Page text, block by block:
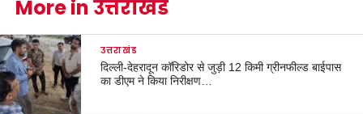
More in उत्तराखंड
उत्तराखंड
दिल्ली-देहरादून कॉरिडोर से जुड़ी 12 किमी ग्रीनफील्ड बाईपास
का डीएम ने किया निरीक्षण…